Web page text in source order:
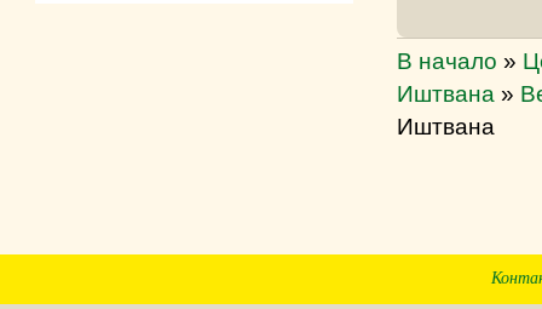
В начало »
Иштвана »
Иштвана